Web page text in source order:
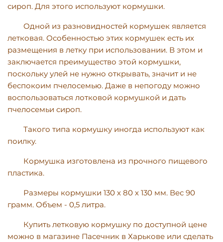
сироп. Для этого используют кормушки.
Одной из разновидностей кормушек является
летковая. Особенностью этих кормушек есть их
размещения в летку при использовании. В этом и
заключается преимущество этой кормушки,
поскольку улей не нужно открывать, значит и не
беспокоим пчелосемью. Даже в непогоду можно
воспользоваться лотковой кормушкой и дать
пчелосемьи сироп.
Такого типа кормушку иногда используют как
поилку.
Кормушка изготовлена ​​из прочного пищевого
пластика.
Размеры кормушки 130 х 80 х 130 мм. Вес 90
грамм. Объем - 0,5 литра.
Купить летковую кормушку по доступной цене
можно в магазине Пасечник в Харькове или сделать